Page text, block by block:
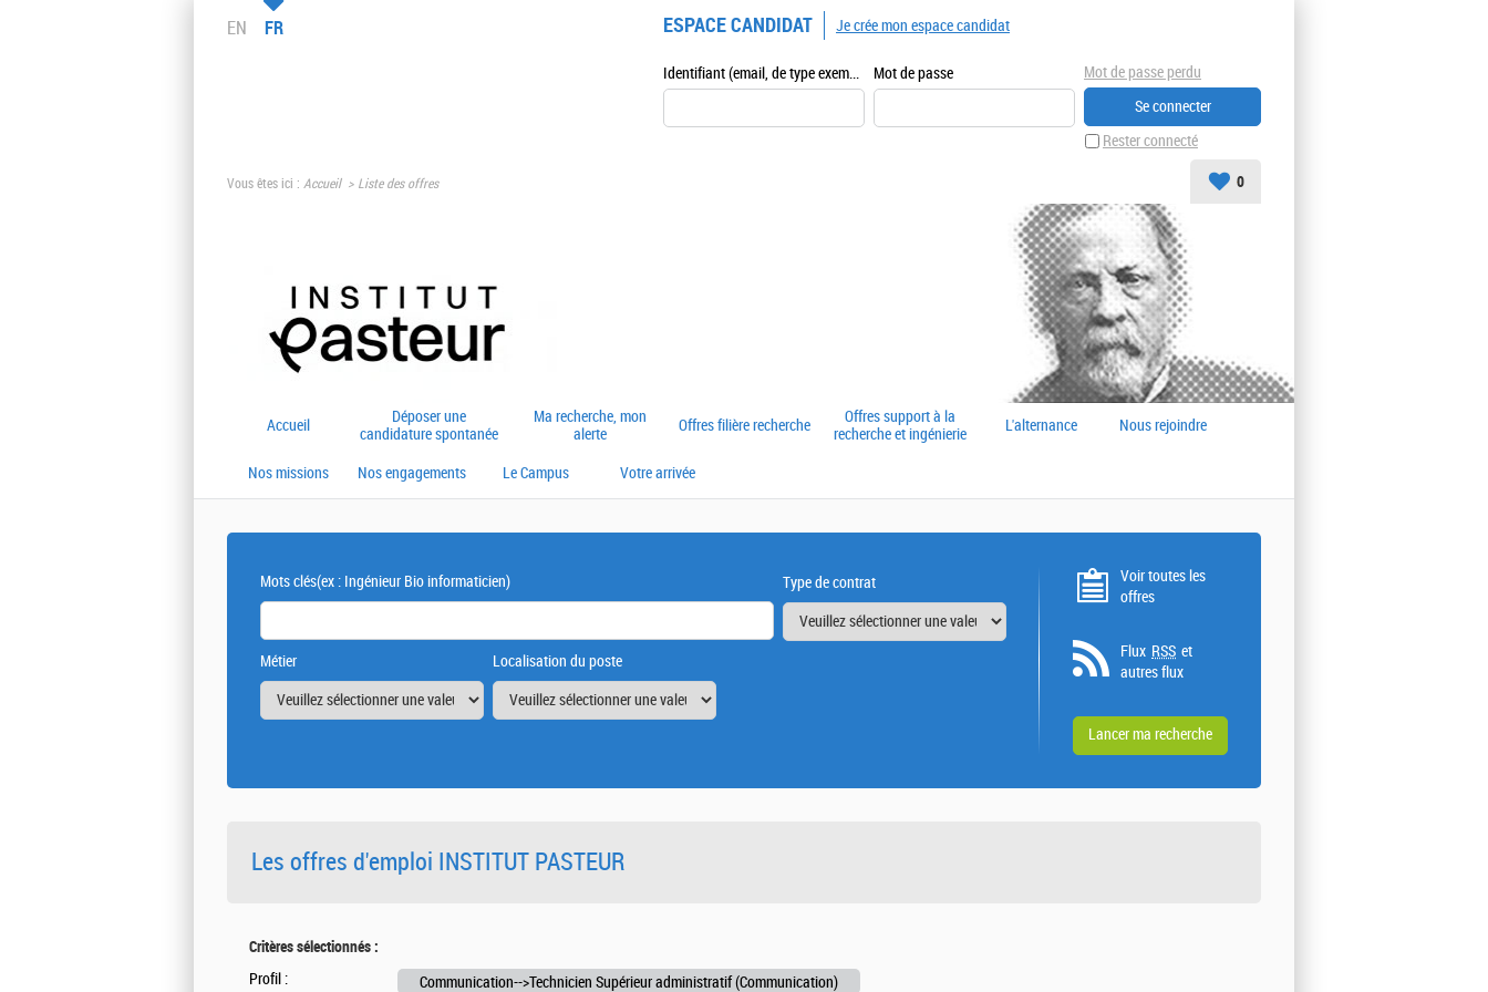
EN FR ESPACE CANDIDAT
Identifiant (email, de type exemple@exemple.fr) Mot de passe
Rester connecté
Mot de passe perdu
Je crée mon espace candidat
Vous êtes ici : Accueil Liste des offres 0
Accueil
Déposer une
candidature spontanée
Ma recherche, mon
alerte
Offres filière recherche
Offres support à la
recherche et ingénierie
L'alternance Nous rejoindre
Nos missions Nos engagements Le Campus Votre arrivée
Mots clés(ex : Ingénieur Bio informaticien) Type de contrat
Métier Localisation du poste
Voir toutes les
offres
Flux RSS et
autres flux
Les offres d'emploi INSTITUT PASTEUR
Critères sélectionnés :
Profil : Communication-->Technicien Supérieur administratif (Communication)